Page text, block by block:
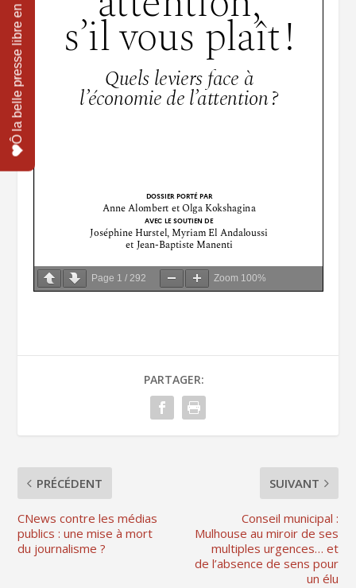
Page 1 /292 Zoom 100%
PARTAGER:
PRÉCÉDENT
CNews contre les médias
publics : une mise à mort
du journalisme ?
SUIVANT
Conseil municipal :
Mulhouse au miroir de ses
multiples urgences… et
de l’absence de sens pour
un élu